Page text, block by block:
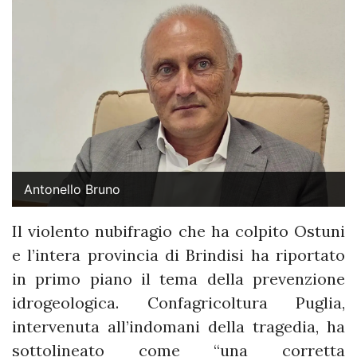
Antonello Bruno
Il violento nubifragio che ha colpito Ostuni
e l’intera provincia di Brindisi ha riportato
in primo piano il tema della prevenzione
idrogeologica. Confagricoltura Puglia,
intervenuta all’indomani della tragedia, ha
sottolineato come “una corretta